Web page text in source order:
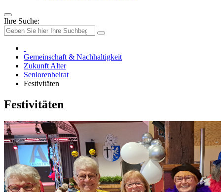
Ihre Suche:
Gemeinschaft & Nachhaltigkeit
Zukunft Alter
Seniorenbeirat
Festivitäten
Festivitäten